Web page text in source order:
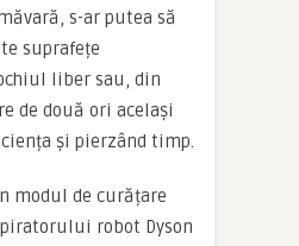
s-ar putea să
suprafețe
liber sau, din
de două ori același
și pierzând timp.
modul de curățare
robot Dyson